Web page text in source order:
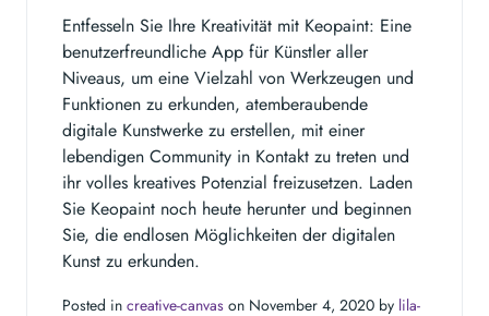
Entfesseln Sie Ihre Kreativität mit Keopaint: Eine
benutzerfreundliche App für Künstler aller
Niveaus, um eine Vielzahl von Werkzeugen und
Funktionen zu erkunden, atemberaubende
digitale Kunstwerke zu erstellen, mit einer
lebendigen Community in Kontakt zu treten und
ihr volles kreatives Potenzial freizusetzen. Laden
Sie Keopaint noch heute herunter und beginnen
Sie, die endlosen Möglichkeiten der digitalen
Kunst zu erkunden.
Posted in creative-canvas on November 4, 2020 by lila-